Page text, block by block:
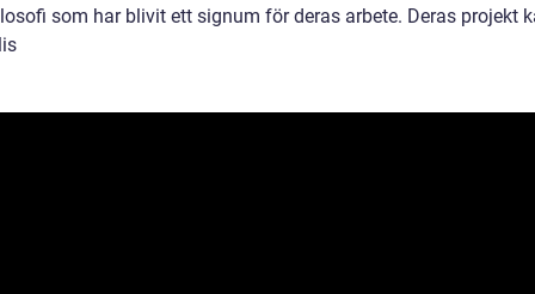
som har blivit ett signum för deras arbete. Deras projekt